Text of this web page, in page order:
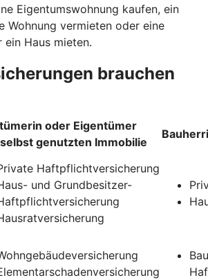
Eigentumswohnung kaufen, ein
Wohnung vermieten oder eine
ein Haus mieten.
brauchen
oder Eigentümer
genutzten Immobilie
Haftpflichtversicherung
und Grundbesitzer-